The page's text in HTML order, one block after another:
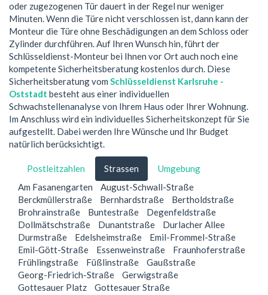
oder zugezogenen Tür dauert in der Regel nur weniger
Minuten. Wenn die Türe nicht verschlossen ist, dann kann der
Monteur die Türe ohne Beschädigungen an dem Schloss oder
Zylinder durchführen. Auf Ihren Wunsch hin, führt der
Schlüsseldienst-Monteur bei Ihnen vor Ort auch noch eine
kompetente Sicherheitsberatung kostenlos durch. Diese
Sicherheitsberatung vom Schlüsseldienst Karlsruhe -
Oststadt besteht aus einer individuellen
Schwachstellenanalyse von Ihrem Haus oder Ihrer Wohnung.
Im Anschluss wird ein individuelles Sicherheitskonzept für Sie
aufgestellt. Dabei werden Ihre Wünsche und Ihr Budget
natürlich berücksichtigt.
Postleitzahlen Strassen
Umgebung
Am Fasanengarten
August-Schwall-Straße
Berckmüllerstraße
Bernhardstraße
Bertholdstraße
Brohrainstraße
Buntestraße
Degenfeldstraße
Dollmätschstraße
Dunantstraße
Durlacher Allee
Durmstraße
Edelsheimstraße
Emil-Frommel-Straße
Emil-Gött-Straße
Essenweinstraße
Fraunhoferstraße
Frühlingstraße
Füßlinstraße
Gaußstraße
Georg-Friedrich-Straße
Gerwigstraße
Gottesauer Platz
Gottesauer Straße